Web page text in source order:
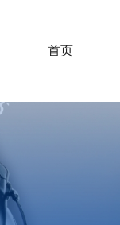
首页